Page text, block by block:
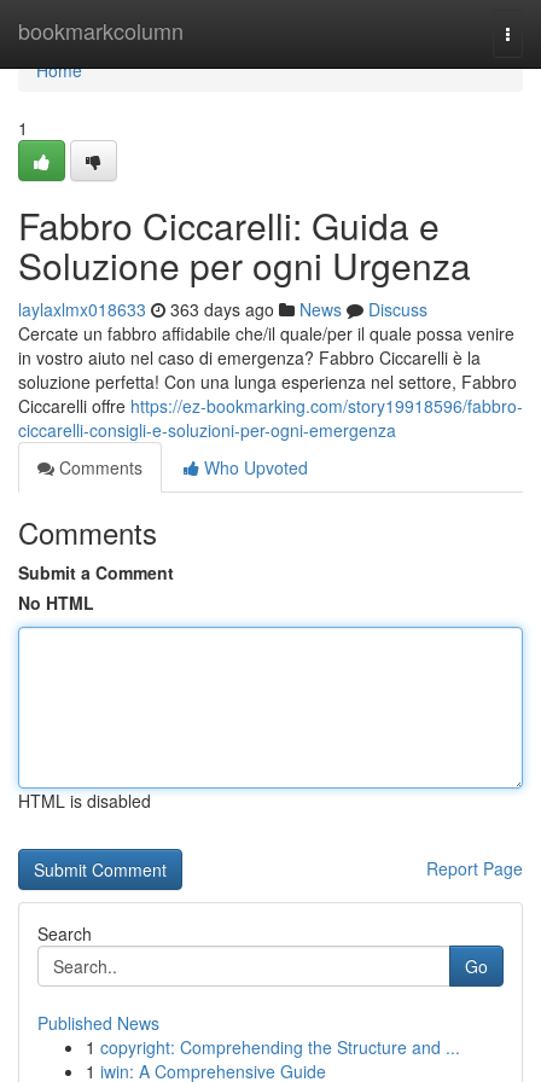
bookmarkcolumn
Home
Home
1
Fabbro Ciccarelli: Guida e
Soluzione per ogni Urgenza
laylaxlmx018633 363 days ago News
Discuss
Cercate un fabbro affidabile che/il quale/per il quale possa venire
in vostro aiuto nel caso di emergenza? Fabbro Ciccarelli è la
soluzione perfetta! Con una lunga esperienza nel settore, Fabbro
Ciccarelli offre https://ez-bookmarking.com/story19918596/fabbro-
ciccarelli-consigli-e-soluzioni-per-ogni-emergenza
Comments
Who Upvoted
Comments
Submit a Comment
No HTML
HTML is disabled
Report Page
Search
Go
Published News
1 copyright: Comprehending the Structure and ...
1 iwin: A Comprehensive Guide